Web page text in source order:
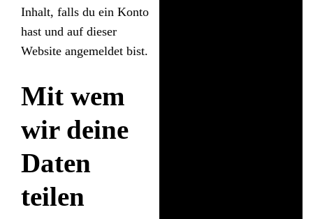
Inhalt, falls du ein Konto
hast und auf dieser
Website angemeldet bist.
Mit wem
wir deine
Daten
teilen